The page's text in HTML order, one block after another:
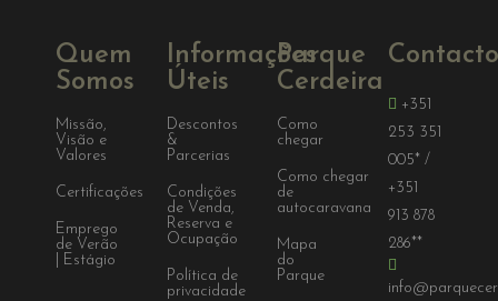
Quem
Somos
Missão,
Visão e
Valores
Certificações
Emprego
de Verão
| Estágio
Informações
Úteis
Descontos
&
Parcerias
Condições
de Venda,
Reserva e
Ocupação
Política de
privacidade
Parque
Cerdeira
Como
chegar
Como chegar
de
autocaravana
Mapa
do
Parque
+351
253 351
005* /
+351
913 878
286**